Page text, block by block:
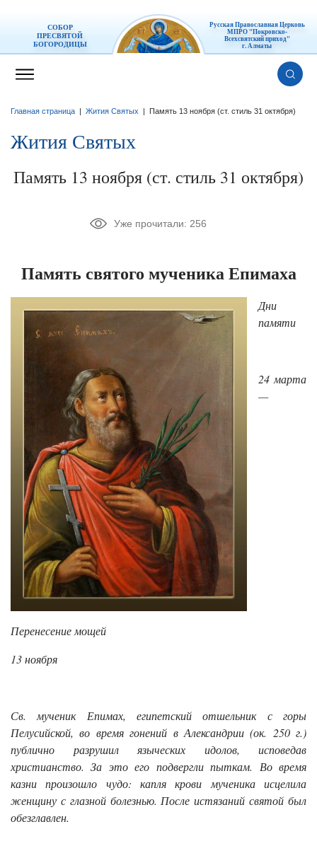
СОБОР
ПРЕСВЯТОЙ
БОГОРОДИЦЫ
Русская Православная Церковь
МПРО "Покровско-
Всехсвятский приход"
г. Алматы
Главная страница Жития Святых Память 13 ноября (ст. стиль 31 октября)
Жития Святых
Память 13 ноября (ст. стиль 31 октября)
Уже прочитали: 256
Память святого мученика Епимаха
Дни
памяти
24 марта
—
Перенесение мощей
13 ноября
Св. мученик Епимах, египетский отшельник с горы
Пелусийской, во время гонений в Александрии (ок. 250 г.)
публично разрушил языческих идолов, исповедав
христианство. За это его подвергли пыткам. Во время
казни произошло чудо: капля крови мученика исцелила
женщину с глазной болезнью. После истязаний святой был
обезглавлен.